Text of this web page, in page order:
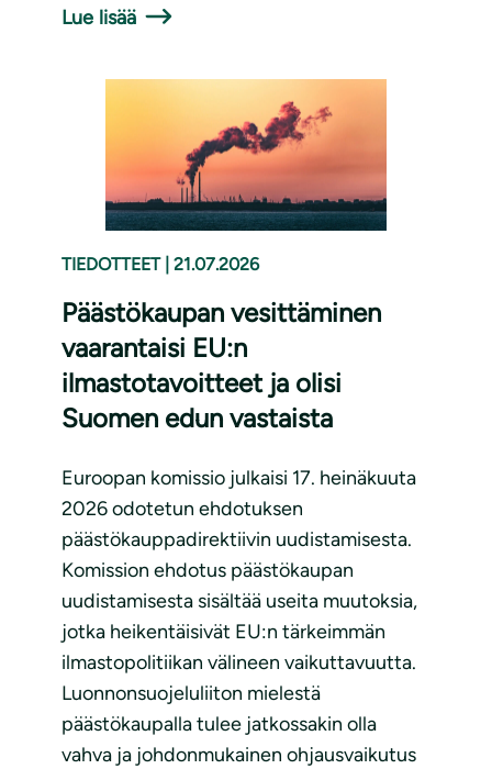
Lue lisää
TIEDOTTEET 21.07.2026
Päästökaupan vesittäminen
vaarantaisi EU:n
ilmastotavoitteet ja olisi
Suomen edun vastaista
Euroopan komissio julkaisi 17. heinäkuuta
2026 odotetun ehdotuksen
päästökauppadirektiivin uudistamisesta.
Komission ehdotus päästökaupan
uudistamisesta sisältää useita muutoksia,
jotka heikentäisivät EU:n tärkeimmän
ilmastopolitiikan välineen vaikuttavuutta.
Luonnonsuojeluliiton mielestä
päästökaupalla tulee jatkossakin olla
vahva ja johdonmukainen ohjausvaikutus